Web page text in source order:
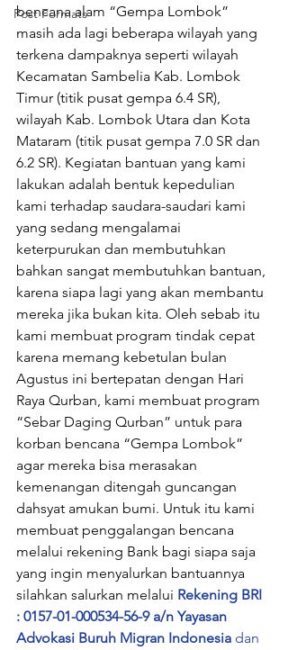
Post Formats
bencana alam “Gempa Lombok”
masih ada lagi beberapa wilayah yang
terkena dampaknya seperti wilayah
Kecamatan Sambelia Kab. Lombok
Timur (titik pusat gempa 6.4 SR),
wilayah Kab. Lombok Utara dan Kota
Mataram (titik pusat gempa 7.0 SR dan
6.2 SR). Kegiatan bantuan yang kami
lakukan adalah bentuk kepedulian
kami terhadap saudara-saudari kami
yang sedang mengalamai
keterpurukan dan membutuhkan
bahkan sangat membutuhkan bantuan,
karena siapa lagi yang akan membantu
mereka jika bukan kita. Oleh sebab itu
kami membuat program tindak cepat
karena memang kebetulan bulan
Agustus ini bertepatan dengan Hari
Raya Qurban, kami membuat program
“Sebar Daging Qurban” untuk para
korban bencana “Gempa Lombok”
agar mereka bisa merasakan
kemenangan ditengah guncangan
dahsyat amukan bumi. Untuk itu kami
membuat penggalangan bencana
melalui rekening Bank bagi siapa saja
yang ingin menyalurkan bantuannya
silahkan salurkan melalui Rekening BRI
: 0157-01-000534-56-9 a/n Yayasan
Advokasi Buruh Migran Indonesia dan